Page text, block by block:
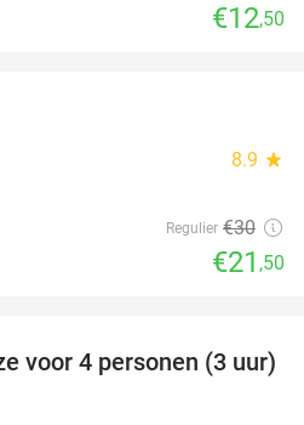
€12,50
8.9 star
Regulier €30
€21 ,50
31%
voor 4 personen (3 uur)